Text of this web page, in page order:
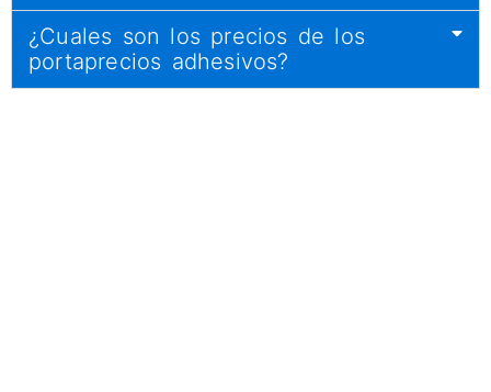
¿Cuales son los precios de los
portaprecios adhesivos?